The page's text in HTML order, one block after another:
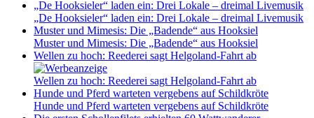
„De Hooksieler“ laden ein: Drei Lokale – dreimal Livemusik
„De Hooksieler“ laden ein: Drei Lokale – dreimal Livemusik
Muster und Mimesis: Die „Badende“ aus Hooksiel
Muster und Mimesis: Die „Badende“ aus Hooksiel
Wellen zu hoch: Reederei sagt Helgoland-Fahrt ab
Wellen zu hoch: Reederei sagt Helgoland-Fahrt ab
Hunde und Pferd warteten vergebens auf Schildkröte
Hunde und Pferd warteten vergebens auf Schildkröte